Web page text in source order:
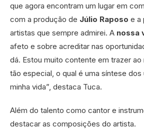
que agora encontram um lugar em
com a produção de Júlio Raposo e a
artistas que sempre admirei. A nossa
afeto e sobre acreditar nas
dá. Estou muito contente em trazer
tão especial, o qual é uma síntese dos
minha vida”, destaca Tuca.
Além do talento como cantor e
destacar as composições do artista.